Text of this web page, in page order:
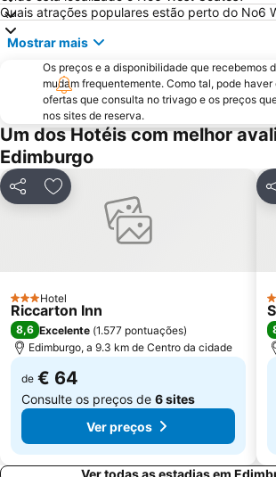
Marchmont
Greyfriars
Edinburgh Zoo
Braid Hills
Holyrood
Portobello
Dean
EICC
Rose Street
Edinburgh Marathon Festival
University of Edinburgh
Royal Botanic Garden Edinburgh
Royal Terrace Gardens
Quais atrações populares estão perto do No6
Mostrar mais
Os preços e a disponibilidade que recebemos
mudam frequentemente. Como tal, pode
ofertas que consulta no trivago e os preços
nos sites de reserva.
Um dos Hotéis com melhor
Edimburgo
PartilharAdicionar aos favoritos
3 Estrelas
Hotel
Riccarton Inn
8,6 Excelente (1.577 pontuações)
Edimburgo, a 9.3 km de Centro da cidade
de € 64
Consulte os preços de 6 sites
Ver preços